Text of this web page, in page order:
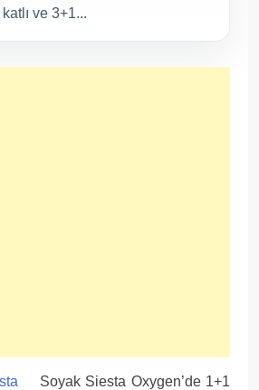
ve 3+1...
Soyak Siesta Oxygen’de 1+1